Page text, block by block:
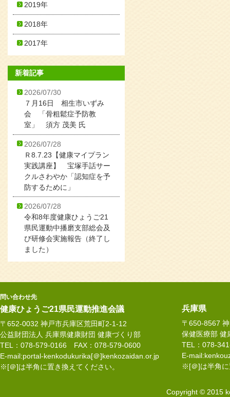
2019年
2018年
2017年
新着記事
2026/07/30
７月16日 相生市いずみ
会 「骨粗鬆症予防教
室」 須方 茂美 氏
2026/07/28
Ｒ8.7.23【健康マイプラン
実践講座】 宝塚手話サー
クルさわやか「認知症を予
防するために」
2026/07/28
令和8年度健康ひょうご21
県民運動中播磨支部総会及
び研修会実施報告（終了し
ました）
問い合わせ先
健康ひょうご21県民運動推進会議
〒652-0032 神戸市兵庫区荒田町2-1-12
公益財団法人 兵庫県健康財団 健康づくり部
TEL：078-579-0166 FAX：078-579-0600
E-mail:portal-kenkodukurika[＠]kenkozaidan.or.jp
※[＠]は半角に置き換えてください。
兵庫県
〒650-8567
保健医療部 健
TEL：078-
E-
※[＠]は半角に
Copyright © 2015